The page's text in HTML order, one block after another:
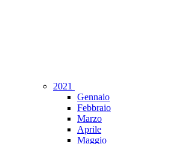
2021
Gennaio
Febbraio
Marzo
Aprile
Maggio